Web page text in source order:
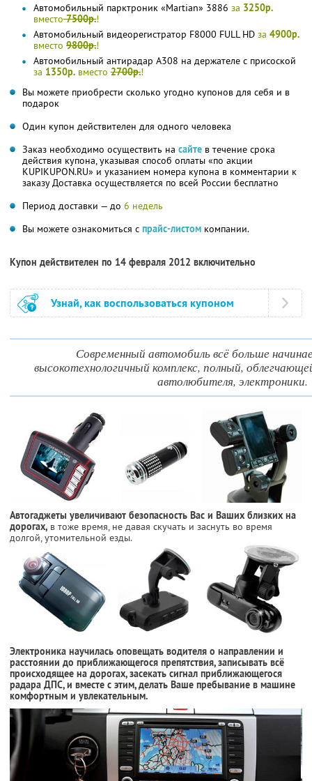
Автомобильный парктроник «Martian» 3886 за 3250р.
вместо7500р.!
Автомобильный видеорегистратор F8000 FULL HD за 4900р.
вместо 9800р.!
Автомобильный антирадар A308 на держателе с присоской
за 1350р. вместо 2700р.!
Вы можете приобрести сколько угодно купонов для себя и в
подарок
Один купон действителен для одного человека
Заказ необходимо осуществить на сайте в течение срока
действия купона, указывая способ оплаты «по акции
KUPIKUPON.RU» и указанием номера купона в комментарии к
заказу Доставка осуществляется по всей России бесплатно
Период доставки — до 6 недель
Вы можете ознакомиться с прайс-листом компании.
Купон действителен по 14 февраля 2012 включительно
Узнай, как воспользоваться купоном
Современный автомобиль всё больше
высокотехнологичный комплекс, полный,
автолюбителя, электроники.
Автогаджеты увеличивают безопасность Вас и Ваших близких на
дорогах, в тоже время, не давая скучать и заснуть во время
долгой, утомительной езды.
Электроника научилась оповещать водителя о направлении и
расстоянии до приближающегося препятствия, записывать всё
происходящее на дорогах, засекать сигнал приближающегося
радара ДПС, и вместе с этим, делать Ваше пребывание в машине
комфортным и увлекательным.